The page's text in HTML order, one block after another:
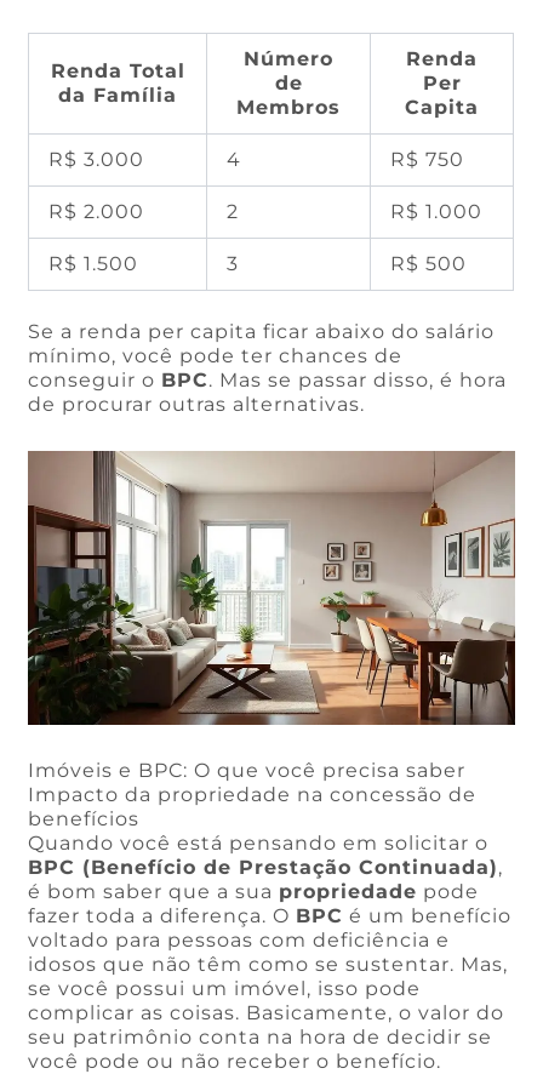
Renda Total
da Família
Número
de
Membros
Renda
Per
Capita
R$ 3.000 4 R$ 750
R$ 2.000 2 R$ 1.000
R$ 1.500 3 R$ 500
Se a renda per capita ficar abaixo do salário
mínimo, você pode ter chances de
conseguir o BPC. Mas se passar disso, é hora
de procurar outras alternativas.
Imóveis e BPC: O que você precisa saber
Impacto da propriedade na concessão de
benefícios
Quando você está pensando em solicitar o
BPC (Benefício de Prestação Continuada),
é bom saber que a sua propriedade pode
fazer toda a diferença. O BPC é um benefício
voltado para pessoas com deficiência e
idosos que não têm como se sustentar. Mas,
se você possui um imóvel, isso pode
complicar as coisas. Basicamente, o valor do
seu patrimônio conta na hora de decidir se
você pode ou não receber o benefício.